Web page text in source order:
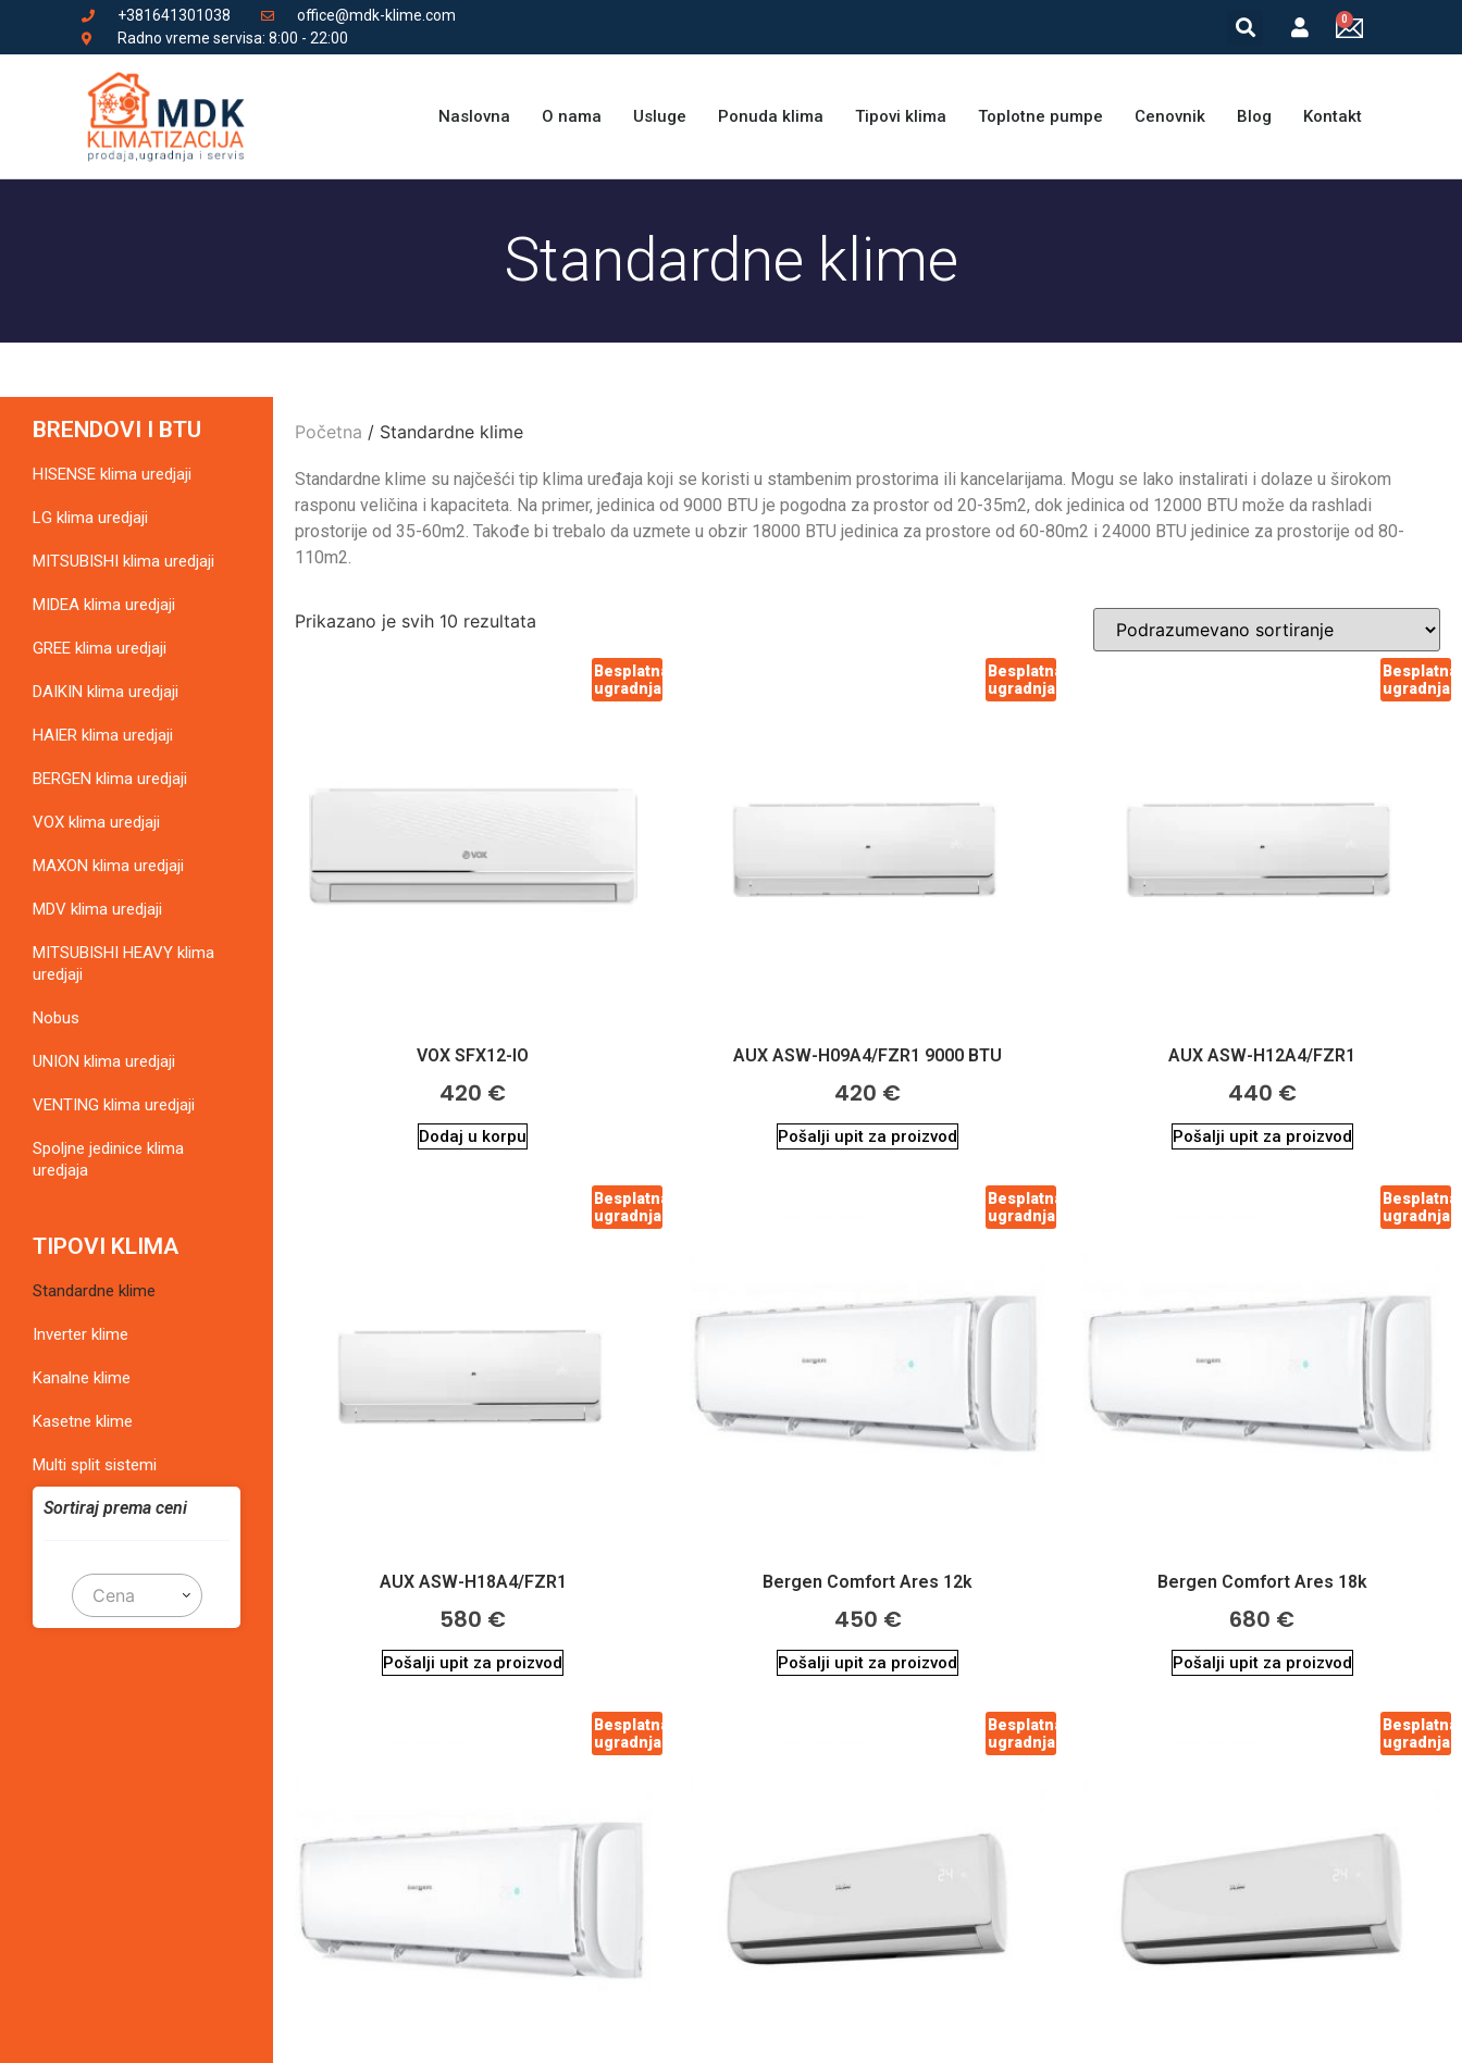
+381641301038
office@mdk-klime.com
Radno vreme servisa: 8:00 - 22:00
Naslovna O nama Usluge Ponuda klima Tipovi klima Toplotne pumpe Cenovnik Blog Kontakt
Standardne klime
BRENDOVI I BTU
HISENSE klima uredjaji
LG klima uredjaji
MITSUBISHI klima uredjaji
MIDEA klima uredjaji
GREE klima uredjaji
DAIKIN klima uredjaji
HAIER klima uredjaji
BERGEN klima uredjaji
VOX klima uredjaji
MAXON klima uredjaji
MDV klima uredjaji
MITSUBISHI HEAVY klima
uredjaji
Nobus
UNION klima uredjaji
VENTING klima uredjaji
Spoljne jedinice klima
uredjaja
TIPOVI KLIMA
Standardne klime
Inverter klime
Kanalne klime
Kasetne klime
Multi split sistemi
Sortiraj prema ceni
Cena
Početna / Standardne klime
Standardne klime su najčešći tip klima uređaja koji se koristi u stambenim prostorima ili kancelarijama. Mogu se lako instalirati i dolaze u širokom
rasponu veličina i kapaciteta. Na primer, jedinica od 9000 BTU je pogodna za prostor od 20-35m2, dok jedinica od 12000 BTU može da rashladi
prostorije od 35-60m2. Takođe bi trebalo da uzmete u obzir 18000 BTU jedinica za prostore od 60-80m2 i 24000 BTU jedinice za prostorije od 80-
110m2.
Prikazano je svih 10 rezultata
Besplatna
ugradnja
VOX SFX12-IO
420 €
Dodaj u korpu
Besplatna
ugradnja
AUX ASW-H09A4/FZR1 9000 BTU
420 €
Pošalji upit za proizvod
Besplatna
ugradnja
AUX ASW-H12A4/FZR1
440 €
Pošalji upit za proizvod
Besplatna
ugradnja
AUX ASW-H18A4/FZR1
580 €
Pošalji upit za proizvod
Besplatna
ugradnja
Bergen Comfort Ares 12k
450 €
Pošalji upit za proizvod
Besplatna
ugradnja
Bergen Comfort Ares 18k
680 €
Pošalji upit za proizvod
Besplatna
ugradnja
Besplatna
ugradnja
Besplatna
ugradnja